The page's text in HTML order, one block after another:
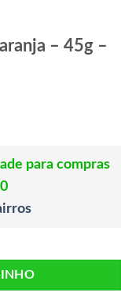
– 45g –
para compras
CLINICMAIS